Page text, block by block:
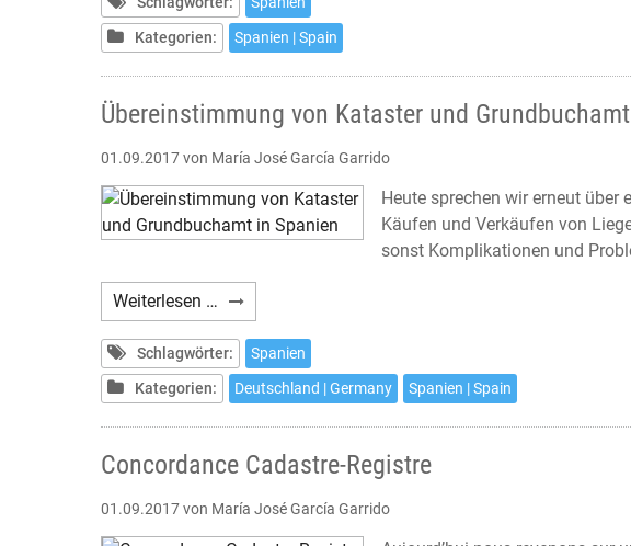
Kategorien:
Spanien | Spain
Übereinstimmung von Kataster und
01.09.2017von María José García Garrido
Heute sprechen wir erneut über
Käufen und Verkäufen von
sonst Komplikationen und
Weiterlesen … Übereinstimmung
von
Kataster
und
Grundbuchamt
in
Spanien
Schlagwörter:
Spanien
Kategorien:
Deutschland | Germany Spanien | Spain
Concordance Cadastre-Registre
01.09.2017von María José García Garrido